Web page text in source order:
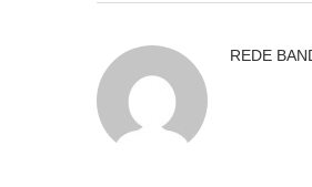
REDE